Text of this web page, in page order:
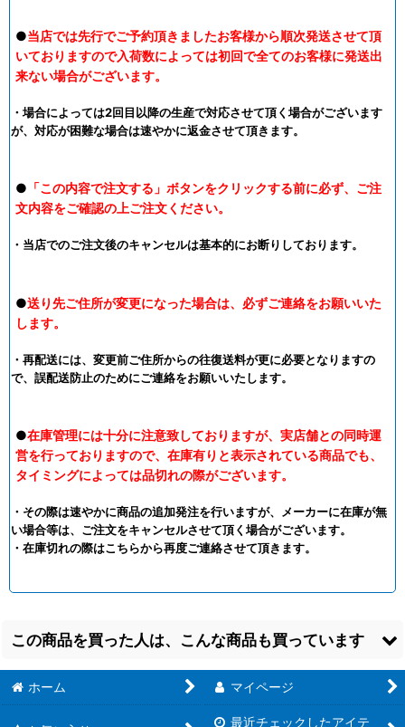
●当店では先行でご予約頂きましたお客様から順次発送させて頂
いておりますので入荷数によっては初回で全てのお客様に発送出
来ない場合がございます。
・場合によっては2回目以降の生産で対応させて頂く場合がございます
が、対応が困難な場合は速やかに返金させて頂きます。
● 「この内容で注文する」ボタンをクリックする前に必ず、ご注
文内容をご確認の上ご注文ください。
・当店でのご注文後のキャンセルは基本的にお断りしております。
●送り先ご住所が変更になった場合は、必ずご連絡をお願いいた
します。
・再配送には、変更前ご住所からの往復送料が更に必要となりますの
で、誤配送防止のためにご連絡をお願いいたします。
●在庫管理には十分に注意致しておりますが、実店舗との同時運
営を行っておりますので、在庫有りと表示されている商品でも、
タイミングによっては品切れの際がございます。
・その際は速やかに商品の追加発注を行いますが、メーカーに在庫が無
い場合等は、ご注文をキャンセルさせて頂く場合がございます。
・在庫切れの際はこちらから再度ご連絡させて頂きます。
この商品を買った人は、こんな商品も買っています
ホーム マイページ
最近チェックしたアイテ